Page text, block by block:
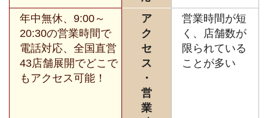
年中無休、9:00～
20:30の営業時間で
電話対応、全国直営
43店舗展開でどこで
もアクセス可能！
ア
ク
セ
ス
・
営
業
営業時間が短
く、店舗数が
限られている
ことが多い